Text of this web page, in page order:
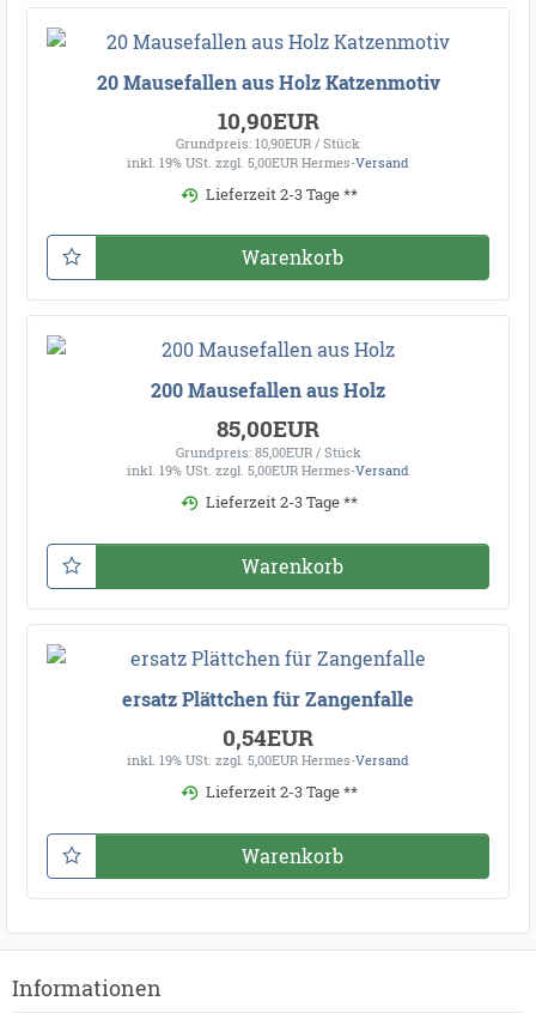
20 Mausefallen aus Holz Katzenmotiv
10,90EUR
Grundpreis: 10,90EUR / Stück
inkl. 19% USt. zzgl. 5,00EUR Hermes-Versand
Lieferzeit 2-3 Tage **
Warenkorb
200 Mausefallen aus Holz
85,00EUR
Grundpreis: 85,00EUR / Stück
inkl. 19% USt. zzgl. 5,00EUR Hermes-Versand
Lieferzeit 2-3 Tage **
Warenkorb
ersatz Plättchen für Zangenfalle
0,54EUR
inkl. 19% USt. zzgl. 5,00EUR Hermes-Versand
Lieferzeit 2-3 Tage **
Warenkorb
Informationen